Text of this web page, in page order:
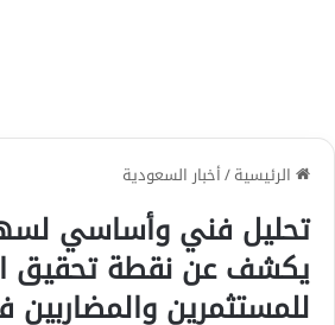
الرئيسية/أخبار السعودية
تحليل فني وأساسي
يكشف عن نقطة تحقيق
للمستثمرين